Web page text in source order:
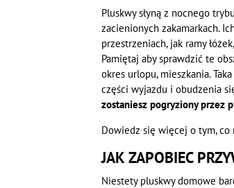
Pluskwy słyną z nocnego
zacienionych zakamarkach.
przestrzeniach, jak ramy
Pamiętaj aby sprawdzić te
okres urlopu, mieszkania.
części wyjazdu i obudzenia
zostaniesz pogryziony przez
Dowiedz się więcej o tym, co
JAK ZAPOBIEC
Niestety pluskwy domowe